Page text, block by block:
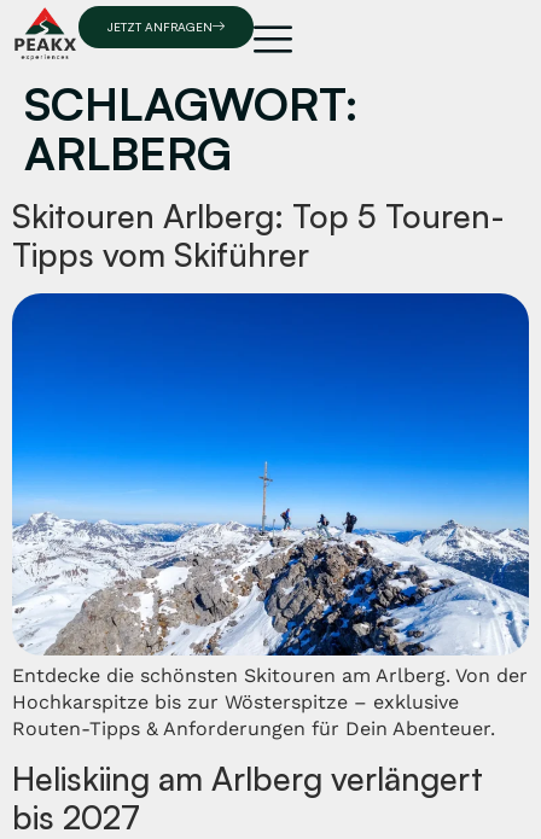
JETZT ANFRAGEN
SCHLAGWORT:
ARLBERG
Skitouren Arlberg: Top 5 Touren-
Tipps vom Skiführer
Entdecke die schönsten Skitouren am Arlberg. Von der
Hochkarspitze bis zur Wösterspitze – exklusive
Routen-Tipps & Anforderungen für Dein Abenteuer.
Heliskiing am Arlberg verlängert
bis 2027